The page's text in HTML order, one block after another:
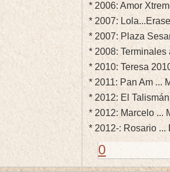
* 2006: Amor
* 2007:
* 2007: Plaza
* 2008: Terminales
* 2010: Teresa
* 2011: Pan Am ...
* 2012: El
* 2012: Marcelo ...
* 2012-: Rosario ...
0